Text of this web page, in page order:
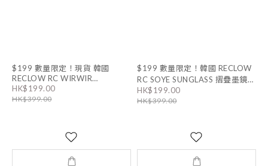
$199 數量限定！現貨 韓國
RECLOW RC WIRWIR
SUNGLASS 摺疊墨鏡｜2色 男女
同款
HK$199.00
HK$399.00
$199 數量限定！韓國 RECLOW
RC SOYE SUNGLASS 摺疊墨鏡｜
男女同款
HK$199.00
HK$399.00